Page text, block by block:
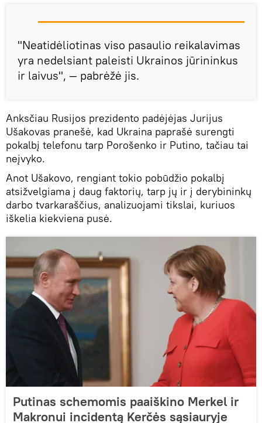
"Neatidėliotinas viso pasaulio reikalavimas
yra nedelsiant paleisti Ukrainos jūrininkus
ir laivus", — pabrėžė jis.
Anksčiau Rusijos prezidento padėjėjas Jurijus
Ušakovas pranešė, kad Ukraina paprašė surengti
pokalbį telefonu tarp Porošenko ir Putino, tačiau tai
neįvyko.
Anot Ušakovo, rengiant tokio pobūdžio pokalbį
atsižvelgiama į daug faktorių, tarp jų ir į derybininkų
darbo tvarkaraščius, analizuojami tikslai, kuriuos
iškelia kiekviena pusė.
Putinas schemomis paaiškino Merkel ir
Makronui incidentą Kerčės sąsiauryje